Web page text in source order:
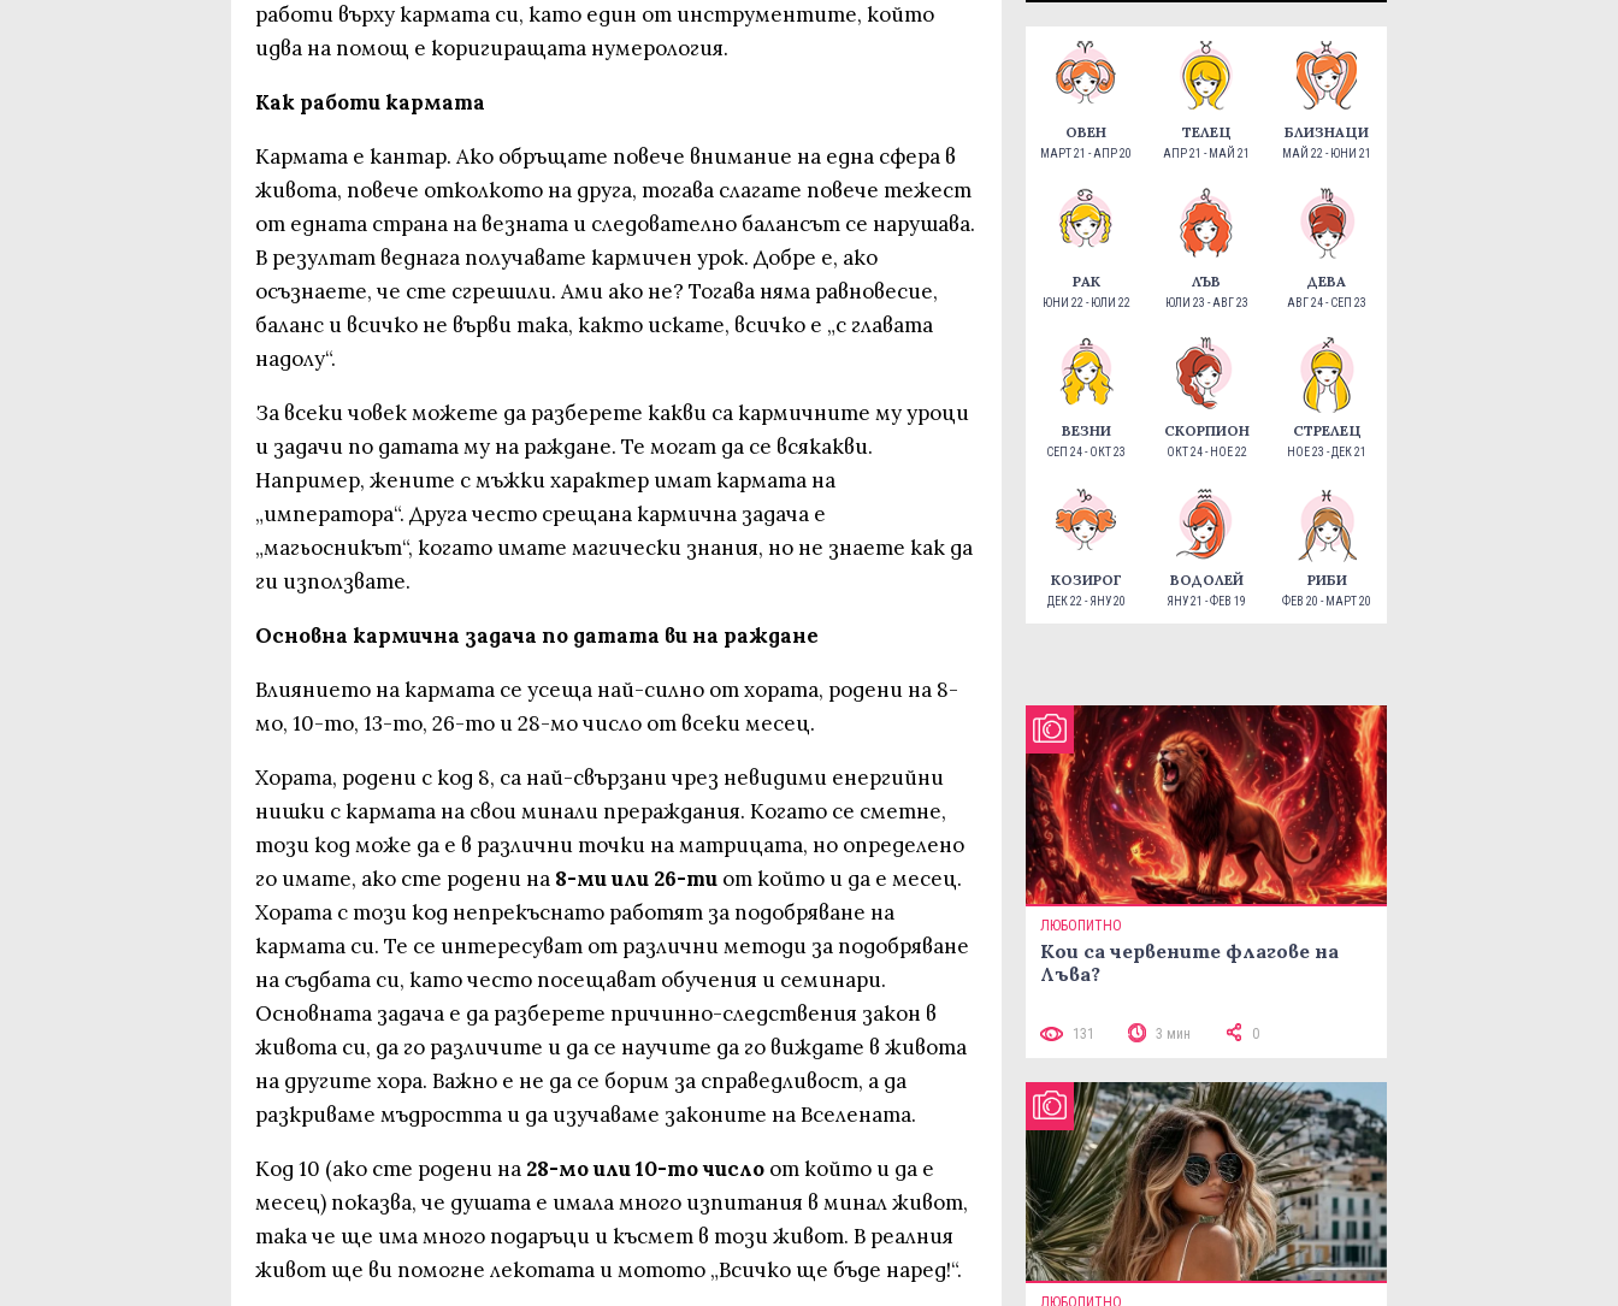
работи върху кармата си, като един от инструментите, който
идва на помощ е коригиращата нумерология.
Как работи кармата
Кармата е кантар. Ако обръщате повече внимание на една сфера в
живота, повече отколкото на друга, тогава слагате повече тежест
от едната страна на везната и следователно балансът се нарушава.
В резултат веднага получавате кармичен урок. Добре е, ако
осъзнаете, че сте сгрешили. Ами ако не? Тогава няма равновесие,
баланс и всичко не върви така, както искате, всичко е „с главата
надолу“.
За всеки човек можете да разберете какви са кармичните му уроци
и задачи по датата му на раждане. Те могат да се всякакви.
Например, жените с мъжки характер имат кармата на
„императора“. Друга често срещана кармична задача е
„магьосникът“, когато имате магически знания, но не знаете как да
ги използвате.
Основна кармична задача по датата ви на раждане
Влиянието на кармата се усеща най-силно от хората, родени на 8-
мо, 10-то, 13-то, 26-то и 28-мо число от всеки месец.
Хората, родени с код 8, са най-свързани чрез невидими енергийни
нишки с кармата на свои минали прераждания. Когато се сметне,
този код може да е в различни точки на матрицата, но определено
го имате, ако сте родени на 8-ми или 26-ти от който и да е месец.
Хората с този код непрекъснато работят за подобряване на
кармата си. Те се интересуват от различни методи за подобряване
на съдбата си, като често посещават обучения и семинари.
Основната задача е да разберете причинно-следствения закон в
живота си, да го различите и да се научите да го виждате в живота
на другите хора. Важно е не да се борим за справедливост, а да
разкриваме мъдростта и да изучаваме законите на Вселената.
Код 10 (ако сте родени на 28-мо или 10-то число от който и да е
месец) показва, че душата е имала много изпитания в минал живот,
така че ще има много подаръци и късмет в този живот. В реалния
живот ще ви помогне лекотата и мотото „Всичко ще бъде наред!“.
ОВЕН
МАРТ 21 - АПР 20
ТЕЛЕЦ
АПР 21 - МАЙ 21
БЛИЗНАЦИ
МАЙ 22 - ЮНИ 21
РАК
ЮНИ 22 - ЮЛИ 22
ЛЪВ
ЮЛИ 23 - АВГ 23
ДЕВА
АВГ 24 - СЕП 23
ВЕЗНИ
СЕП 24 - ОКТ 23
СКОРПИОН
ОКТ 24 - НОЕ 22
СТРЕЛЕЦ
НОЕ 23 - ДЕК 21
КОЗИРОГ
ДЕК 22 - ЯНУ 20
ВОДОЛЕЙ
ЯНУ 21 - ФЕВ 19
РИБИ
ФЕВ 20 - МАРТ 20
ЛЮБОПИТНО
Кои са червените флагове на
Лъва?
131 3 мин 0
ЛЮБОПИТНО